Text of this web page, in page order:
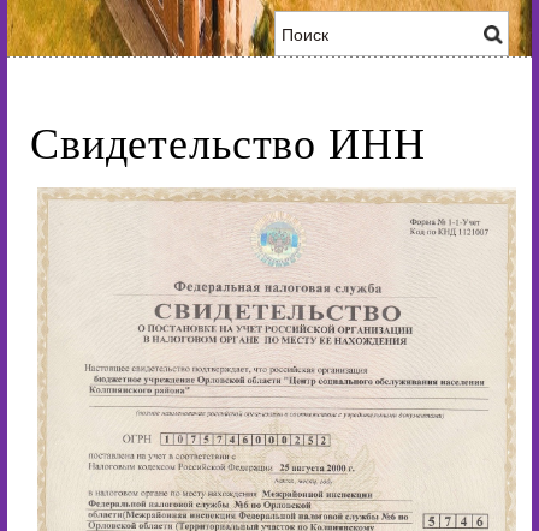
Свидетельство ИНН